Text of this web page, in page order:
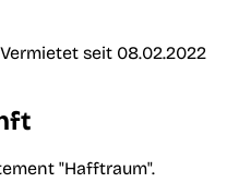
Vermietet seit 08.02.2022
"Hafftraum".